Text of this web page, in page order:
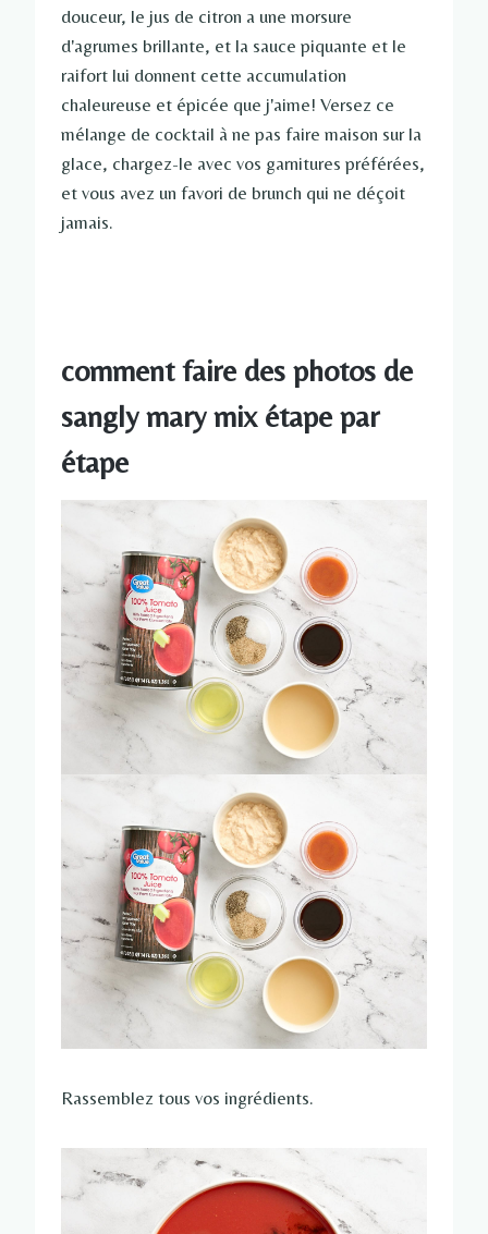
douceur, le jus de citron a une morsure
d'agrumes brillante, et la sauce piquante et le
raifort lui donnent cette accumulation
chaleureuse et épicée que j'aime! Versez ce
mélange de cocktail à ne pas faire maison sur la
glace, chargez-le avec vos garnitures préférées,
et vous avez un favori de brunch qui ne déçoit
jamais.
comment faire des photos de
sangly mary mix étape par
étape
Rassemblez tous vos ingrédients.